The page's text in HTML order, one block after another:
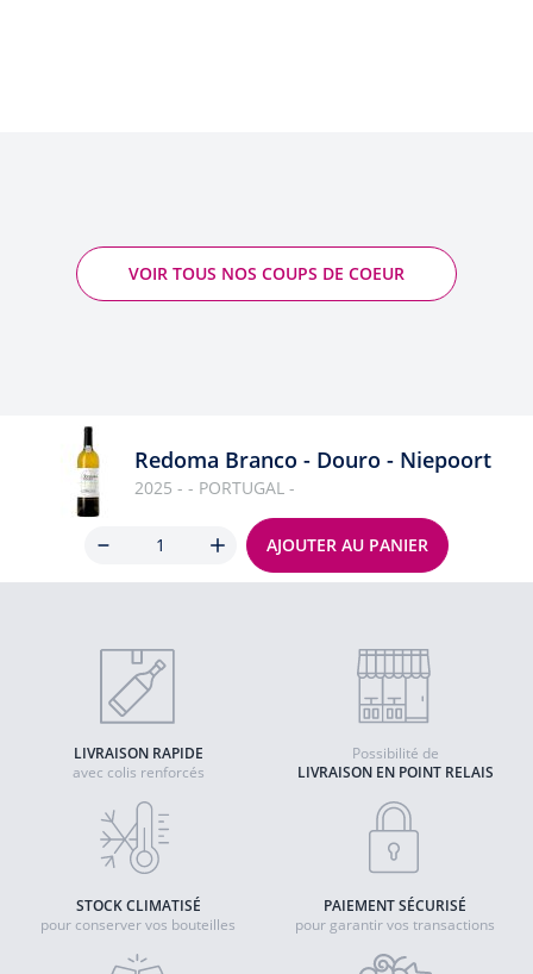
VOIR TOUS NOS COUPS DE COEUR
Redoma Branco - Douro - Niepoort
2025 - - PORTUGAL -
AJOUTER AU PANIER
LIVRAISON RAPIDE
avec colis renforcés
LIVRAISON EN POINT RELAIS
Possibilité de
STOCK CLIMATISÉ
pour conserver vos bouteilles
PAIEMENT SÉCURISÉ
pour garantir vos transactions